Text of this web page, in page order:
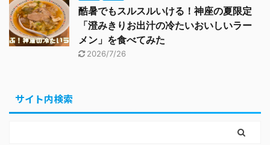
酷暑でもスルスルいける！神座の夏限定
「澄みきりお出汁の冷たいおいしいラー
メン」を食べてみた
2026/7/26
サイト内検索